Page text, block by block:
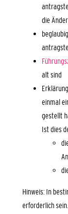
die
alt sind
einmal
gestellt
Ist dies
Hinweis: In
erforderlich